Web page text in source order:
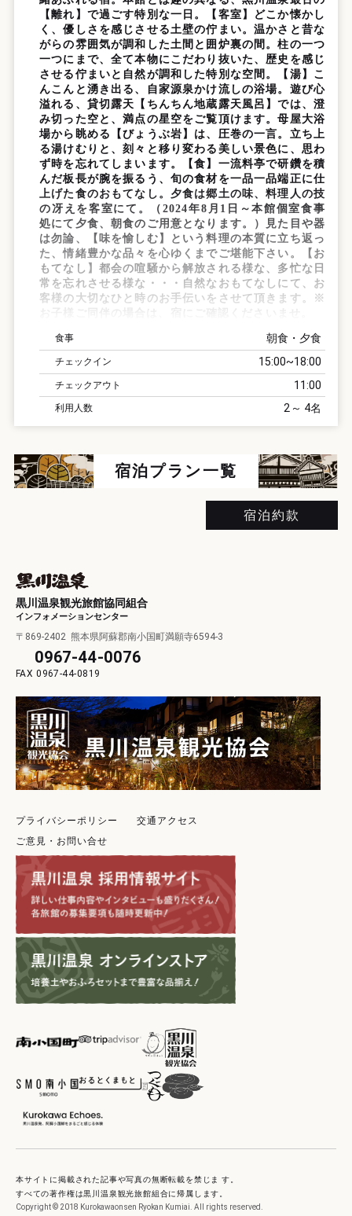
【離れ】で過ごす特別な一日。【客室】どこか懐かし
く、優しさを感じさせる土壁の佇まい。温かさと昔な
がらの雰囲気が調和した土間と囲炉裏の間。柱の一つ
一つにまで、全て本物にこだわり抜いた、歴史を感じ
させる佇まいと自然が調和した特別な空間。【湯】こ
んこんと湧き出る、自家源泉かけ流しの浴場。遊び心
溢れる、貸切露天【ちんちん地蔵露天風呂】では、澄
み切った空と、満点の星空をご覧頂けます。母屋大浴
場から眺める【びょうぶ岩】は、圧巻の一言。立ち上
る湯けむりと、刻々と移り変わる美しい景色に、思わ
ず時を忘れてしまいます。【食】一流料亭で研鑽を積
んだ板長が腕を振るう、旬の食材を一品一品端正に仕
上げた食のおもてなし。夕食は郷土の味、料理人の技
の冴えを客室にて。（2024年8月1日～本館個室食事
処にて夕食、朝食のご用意となります。）見た目や器
は勿論、【味を愉しむ】という料理の本質に立ち返っ
た、情緒豊かな品々を心ゆくまでご堪能下さい。【お
もてなし】都会の喧騒から解放される様な、多忙な日
常を忘れさせる様な・・・自然なおもてなしにて、お
客様の大切なひと時のお手伝いをさせて頂きます。※
食事 朝食・夕食
チェックイン 15:00 18:00
チェックアウト 11:00
利用人数 2 4
宿泊プラン一覧
宿泊約款
黒川温泉観光旅館協同組合
インフォメーションセンター
〒869-2402 熊本県阿蘇郡南小国町満願寺6594-3
0967-44-0076
0967-44-0819
プライバシーポリシー
交通アクセス
ご意見・お問い合せ
本サイトに掲載された記事や写真の無断転載を禁じま す。
すべての著作権は黒川温泉観光旅館組合に帰属します。
Copyright © 2018 Kurokawaonsen Ryokan Kumiai. All rights reserved.